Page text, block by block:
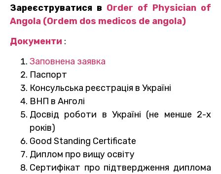
Зареєструватися в Order of Physician of
Angola (Ordem dos medicos de angola)
Документи :
Заповнена заявка
Паспорт
Консульська реєстрація в Україні
ВНП в Анголі
Досвід роботи в Україні (не менше 2-х
років)
Good Standing Certificate
Диплом про вищу освіту
Сертифікат про підтвердження диплома